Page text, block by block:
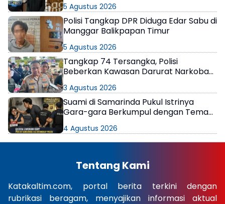
5 Agustus 2026
Polisi Tangkap DPR Diduga Edar Sabu di
Manggar Balikpapan Timur
5 Agustus 2026
Tangkap 74 Tersangka, Polisi
Beberkan Kawasan Darurat Narkoba
3 Agustus 2026
Suami di Samarinda Pukul Istrinya
Gara-gara Berkumpul dengan Teman
4 Agustus 2026
Tentang Kami
Katakaltim.com, portal berita terkini dengan
rubrikasi beragam, menyajikan informasi aktual